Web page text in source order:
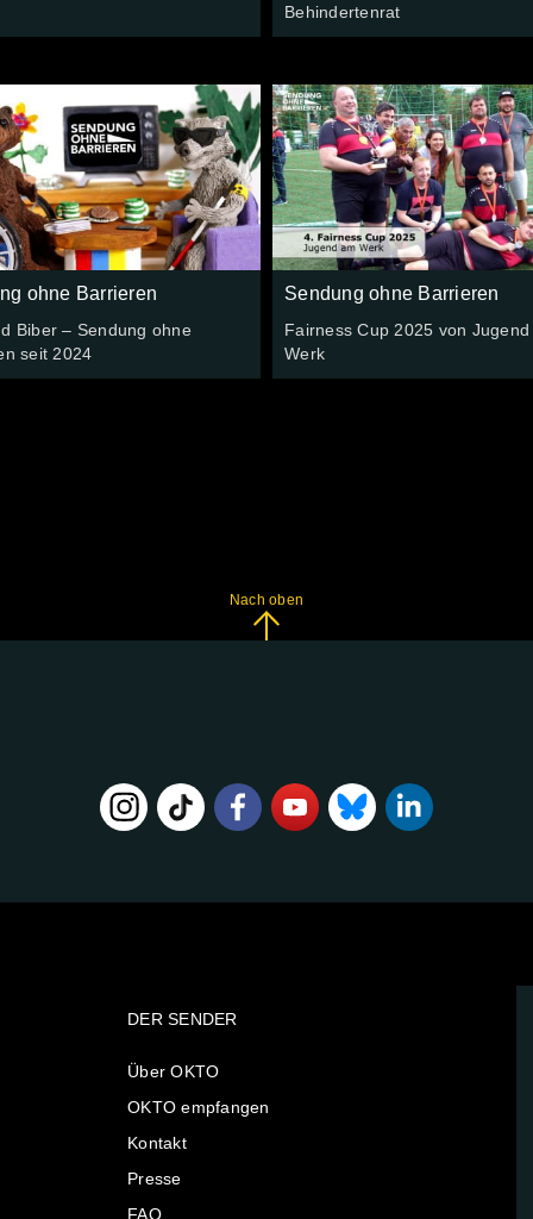
Behindertenrat
ohne Barrieren
Biber – Sendung ohne
seit 2024
Sendung ohne Barrieren
Fairness Cup 2025 von Jugend
Werk
Nach oben
DER SENDER
Über OKTO
OKTO empfangen
Kontakt
Presse
FAQ